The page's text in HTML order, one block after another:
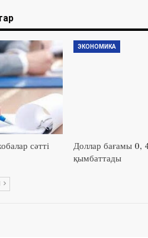
сәтті
ЭКОНОМИКА
Доллар бағамы 0,
қымбаттады